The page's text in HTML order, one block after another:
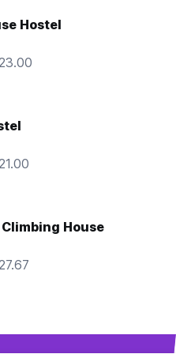
kaybolan eşyalardan
Hostel
House